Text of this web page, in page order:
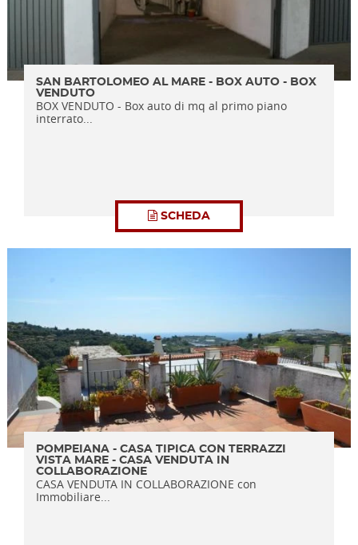
SAN BARTOLOMEO AL MARE - BOX AUTO - BOX
VENDUTO
BOX VENDUTO - Box auto di mq al primo piano
interrato...
SCHEDA
POMPEIANA - CASA TIPICA CON TERRAZZI
VISTA MARE - CASA VENDUTA IN
COLLABORAZIONE
CASA VENDUTA IN COLLABORAZIONE con
Immobiliare...